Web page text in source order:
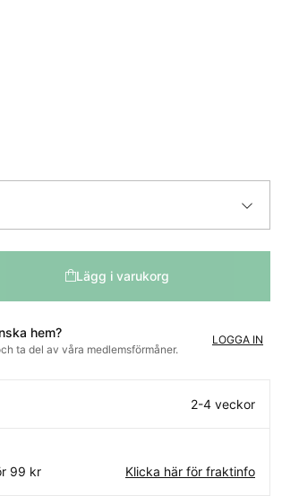
Lägg i varukorg
hem?
ta del av våra medlemsförmåner.
LOGGA IN
2-4 veckor
99 kr Klicka här för fraktinfo